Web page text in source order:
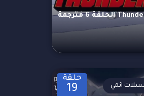
حلقة
19 انمي